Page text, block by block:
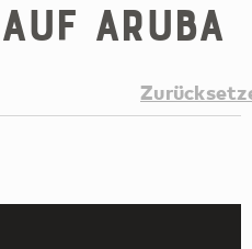
Aruba